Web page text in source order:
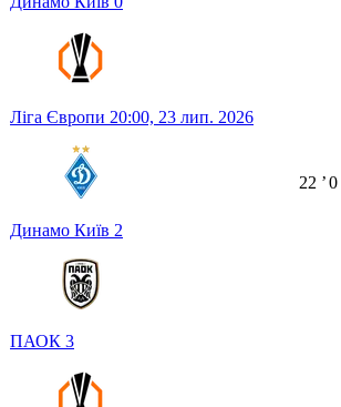
Ліга Європи 20:00, 23 лип. 2026
Динамо Київ 2
ПАОК 3
22 ʼ0